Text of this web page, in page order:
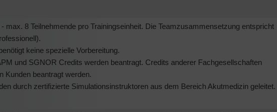
max. 8 Teilnehmende pro Trainingseinheit. Die Teamzusammensetzung entspricht
keine spezielle Vorbereitung.
und SGNOR Credits werden beantragt. Credits anderer Fachgesellschaften
Kunden beantragt werden.
durch zertifizierte Simulationsinstruktoren aus dem Bereich Akutmedizin geleitet.